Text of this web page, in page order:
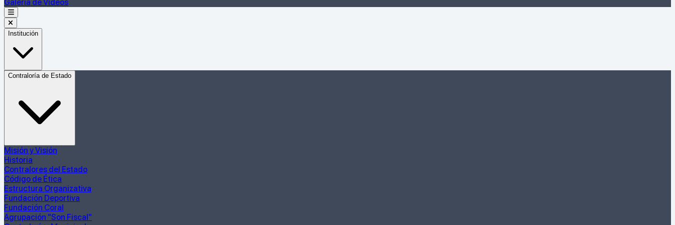
Galería de Videos
Institución
Contraloría de Estado
Misión y Visión
Historia
Contralores del Estado
Código de Ética
Estructura Organizativa
Fundación Deportiva
Fundación Coral
Agrupación "Son Fiscal"